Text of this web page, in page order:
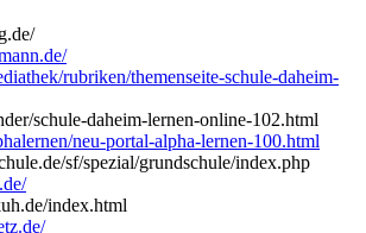
rubriken/themenseite-schule-daheim-
schule-daheim-lernen-online-102.html
neu-portal-alpha-lernen-100.html
sf/spezial/grundschule/index.php
index.html